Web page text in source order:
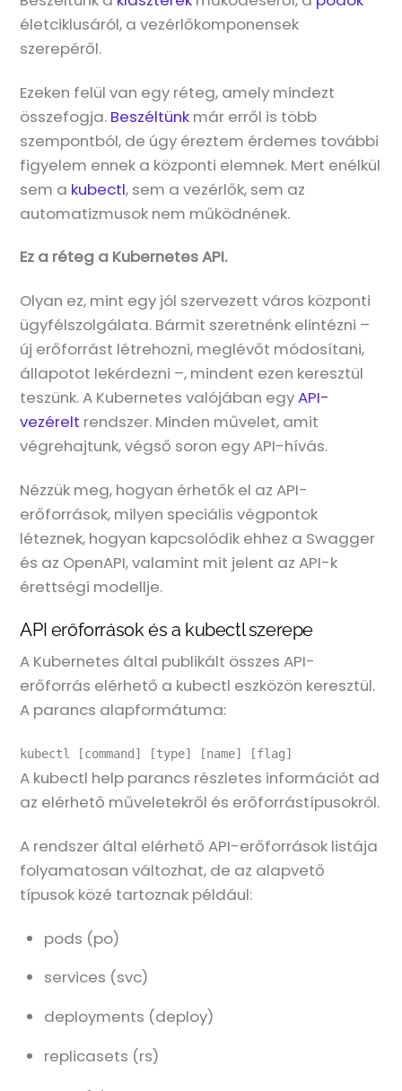
életciklusáról, a vezérlőkomponensek
szerepéről.
Ezeken felül van egy réteg, amely mindezt
összefogja. Beszéltünk már erről is több
szempontból, de úgy éreztem érdemes további
figyelem ennek a központi elemnek. Mert enélkül
sem a kubectl, sem a vezérlők, sem az
automatizmusok nem működnének.
Ez a réteg a Kubernetes API.
Olyan ez, mint egy jól szervezett város központi
ügyfélszolgálata. Bármit szeretnénk elintézni –
új erőforrást létrehozni, meglévőt módosítani,
állapotot lekérdezni –, mindent ezen keresztül
teszünk. A Kubernetes valójában egyAPI-
vezérelt rendszer. Minden művelet, amit
végrehajtunk, végső soron egy API-hívás.
Nézzük meg, hogyan érhetők el az API-
erőforrások, milyen speciális végpontok
léteznek, hogyan kapcsolódik ehhez a Swagger
és az OpenAPI, valamint mit jelent az API-k
érettségi modellje.
API erőforrások és a kubectl szerepe
A Kubernetes által publikált összes API-
erőforrás elérhető a kubectl eszközön keresztül.
A parancs alapformátuma:
kubectl [command] [type] [name] [flag]
A kubectl help parancs részletes információt ad
az elérhető műveletekről és erőforrástípusokról.
A rendszer által elérhető API-erőforrások listája
folyamatosan változhat, de az alapvető
típusok közé tartoznak például:
pods (po)
services (svc)
deployments (deploy)
replicasets (rs)